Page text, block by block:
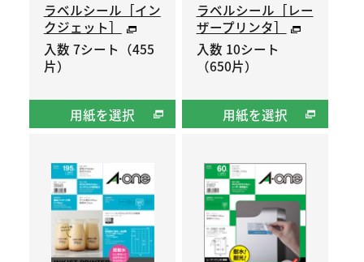
ラベルシール［イン
クジェット］
入数 7シート（455
片）
用紙を選択
ラベルシール［レー
ザープリンタ］
入数 10シート
（650片）
用紙を選択